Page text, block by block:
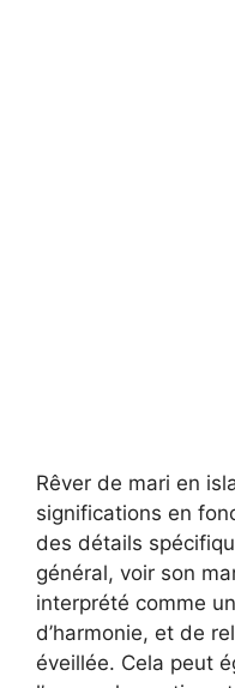
Rêver de mari en
significations en
des détails
général, voir son
interprété comme
d’harmonie, et de
éveillée. Cela peut